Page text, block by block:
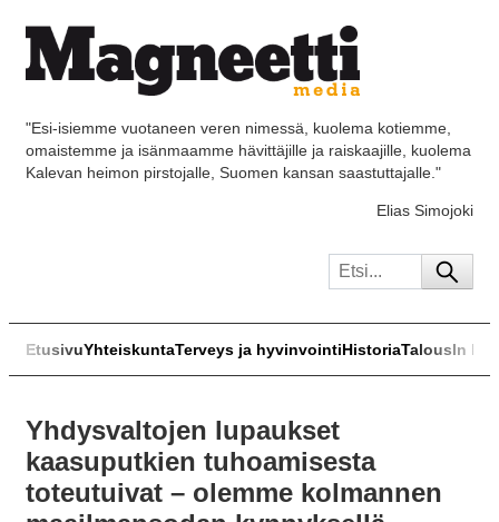
"Esi-isiemme vuotaneen veren nimessä, kuolema kotiemme,
omaistemme ja isänmaamme hävittäjille ja raiskaajille, kuolema
Kalevan heimon pirstojalle, Suomen kansan saastuttajalle."
Elias Simojoki
EtusivuYhteiskuntaTerveys ja hyvinvointiHistoriaTalousIn
Yhdysvaltojen lupaukset
kaasuputkien tuhoamisesta
toteutuivat – olemme kolmannen